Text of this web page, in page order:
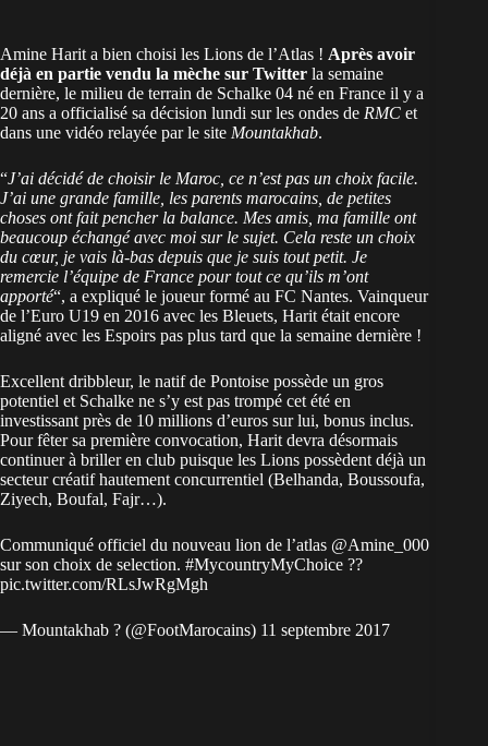
Amine Harit a bien choisi les Lions de l’Atlas ! Après avoir
déjà en partie vendu la mèche sur Twitter la semaine
dernière, le milieu de terrain de Schalke 04 né en France il y a
20 ans a officialisé sa décision lundi sur les ondes de RMC et
dans une vidéo relayée par le site Mountakhab.
“J’ai décidé de choisir le Maroc, ce n’est pas un choix facile.
J’ai une grande famille, les parents marocains, de petites
choses ont fait pencher la balance. Mes amis, ma famille ont
beaucoup échangé avec moi sur le sujet. Cela reste un choix
du cœur, je vais là-bas depuis que je suis tout petit. Je
remercie l’équipe de France pour tout ce qu’ils m’ont
apporté“, a expliqué le joueur formé au FC Nantes. Vainqueur
de l’Euro U19 en 2016 avec les Bleuets, Harit était encore
aligné avec les Espoirs pas plus tard que la semaine dernière !
Excellent dribbleur, le natif de Pontoise possède un gros
potentiel et Schalke ne s’y est pas trompé cet été en
investissant près de 10 millions d’euros sur lui, bonus inclus.
Pour fêter sa première convocation, Harit devra désormais
continuer à briller en club puisque les Lions possèdent déjà un
secteur créatif hautement concurrentiel (Belhanda, Boussoufa,
Ziyech, Boufal, Fajr…).
Communiqué officiel du nouveau lion de l’atlas @Amine_000
sur son choix de selection. #MycountryMyChoice ??
pic.twitter.com/RLsJwRgMgh
— Mountakhab ? (@FootMarocains) 11 septembre 2017